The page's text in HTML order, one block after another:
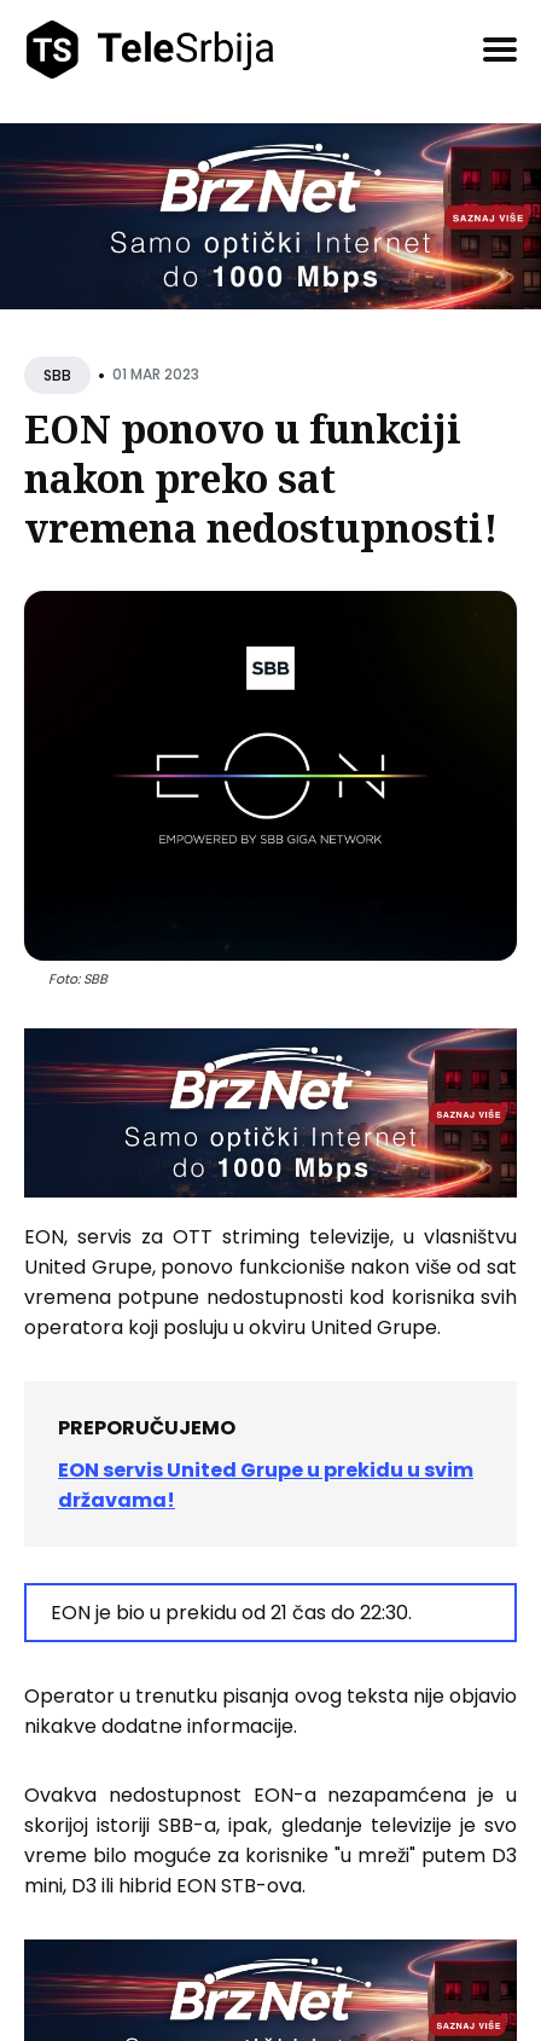
SBB • 01 MAR 2023
EON ponovo u funkciji
nakon preko sat
vremena nedostupnosti!
Foto: SBB
EON, servis za OTT striming televizije, u vlasništvu
United Grupe, ponovo funkcioniše nakon više od sat
vremena potpune nedostupnosti kod korisnika svih
operatora koji posluju u okviru United Grupe.
PREPORUČUJEMO
EON servis United Grupe u prekidu u svim
državama!
EON je bio u prekidu od 21 čas do 22:30.
Operator u trenutku pisanja ovog teksta nije objavio
nikakve dodatne informacije.
Ovakva nedostupnost EON-a nezapamćena je u
skorijoj istoriji SBB-a, ipak, gledanje televizije je svo
vreme bilo moguće za korisnike "u mreži" putem D3
mini, D3 ili hibrid EON STB-ova.